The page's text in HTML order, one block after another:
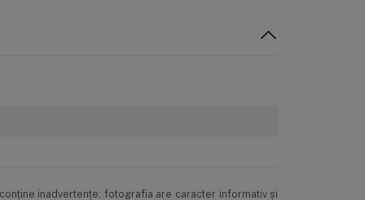
inadvertenţe: fotografia are caracter informativ şi